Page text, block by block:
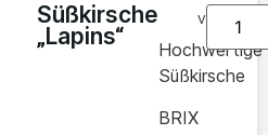
Süßkirsche
„Lapins“
Hochwertige
Süßkirsche
BRIX
Vorrätig